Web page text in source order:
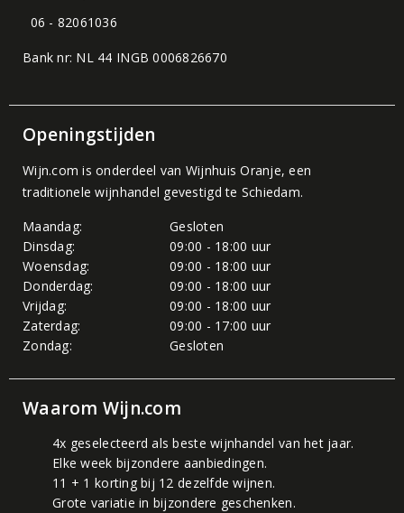
06 - 82061036
Bank nr: NL 44 INGB 0006826670
Openingstijden
Wijn.com is onderdeel van Wijnhuis Oranje, een
traditionele wijnhandel gevestigd te Schiedam.
Maandag:
Gesloten
Dinsdag:
09:00 - 18:00 uur
Woensdag:
09:00 - 18:00 uur
Donderdag:
09:00 - 18:00 uur
Vrijdag:
09:00 - 18:00 uur
Zaterdag:
09:00 - 17:00 uur
Zondag:
Gesloten
Waarom Wijn.com
4x geselecteerd als beste wijnhandel van het jaar.
Elke week bijzondere aanbiedingen.
11 + 1 korting bij 12 dezelfde wijnen.
Grote variatie in bijzondere geschenken.